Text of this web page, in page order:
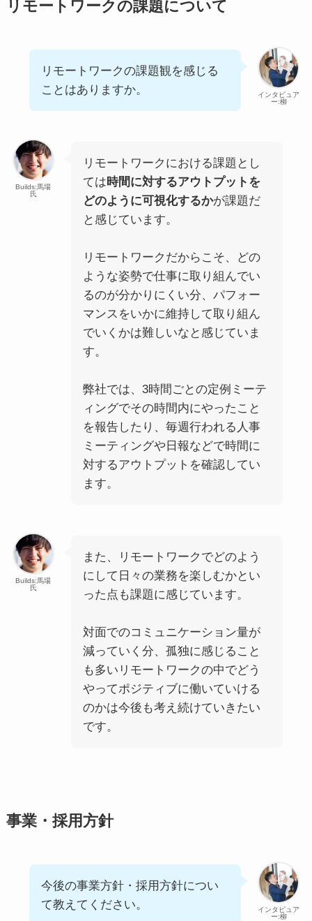
リモートワークの課題について
インタビュア
ー:柳
リモートワークの課題観を感じる
ことはありますか。
Builds:馬場
氏
リモートワークにおける課題とし
ては 時間に対するアウトプットを
どのように可視化するかが課題だ
と感じています。
リモートワークだからこそ、どの
ような姿勢で仕事に取り組んでい
るのが分かりにくい分、パフォー
マンスをいかに維持して取り組ん
でいくかは難しいなと感じていま
す。
弊社では、3時間ごとの定例ミーテ
ィングでその時間内にやったこと
を報告したり、毎週行われる人事
ミーティングや日報などで時間に
対するアウトプットを確認してい
ます。
Builds:馬場
氏
また、リモートワークでどのよう
にして日々の業務を楽しむかとい
った点も課題に感じています。
対面でのコミュニケーション量が
減っていく分、孤独に感じること
も多いリモートワークの中でどう
やってポジティブに働いていける
のかは今後も考え続けていきたい
です。
事業・採用方針
インタビュア
ー:柳
今後の事業方針・採用方針につい
て教えてください。